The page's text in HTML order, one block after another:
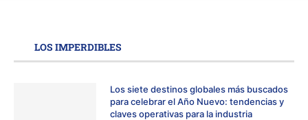
LOS IMPERDIBLES
Los siete destinos globales más buscados
para celebrar el Año Nuevo: tendencias y
claves operativas para la industria